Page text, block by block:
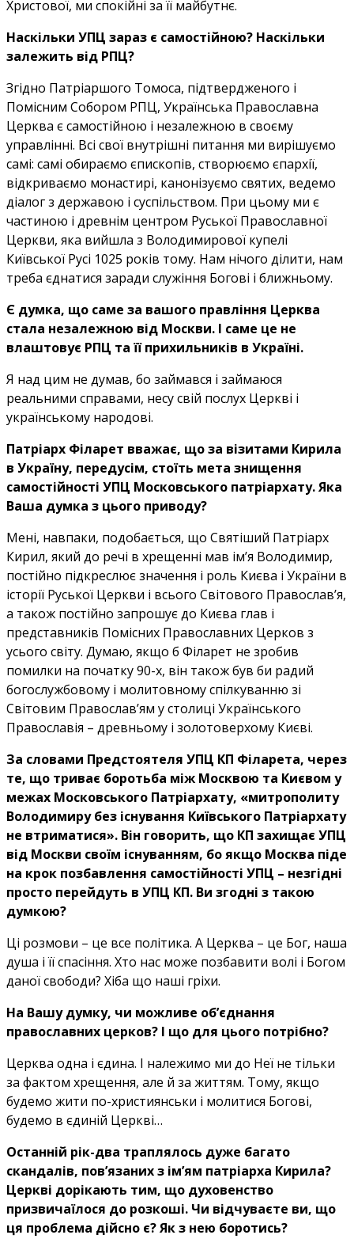
Христової, ми спокійні за її майбутнє.
Наскільки УПЦ зараз є самостійною? Наскільки
залежить від РПЦ?
Згідно Патріаршого Томоса, підтвердженого і
Помісним Собором РПЦ, Українська Православна
Церква є самостійною і незалежною в своєму
управлінні. Всі свої внутрішні питання ми вирішуємо
самі: самі обираємо єпископів, створюємо єпархії,
відкриваємо монастирі, канонізуємо святих, ведемо
діалог з державою і суспільством. При цьому ми є
частиною і древнім центром Руської Православної
Церкви, яка вийшла з Володимирової купелі
Київської Русі 1025 років тому. Нам нічого ділити, нам
треба єднатися заради служіння Богові і ближньому.
Є думка, що саме за вашого правління Церква
стала незалежною від Москви. І саме це не
влаштовує РПЦ та її прихильників в Україні.
Я над цим не думав, бо займався і займаюся
реальними справами, несу свій послух Церкві і
українському народові.
Патріарх Філарет вважає, що за візитами Кирила
в Україну, передусім, стоїть мета знищення
самостійності УПЦ Московського патріархату. Яка
Ваша думка з цього приводу?
Мені, навпаки, подобається, що Святіший Патріарх
Кирил, який до речі в хрещенні мав ім’я Володимир,
постійно підкреслює значення і роль Києва і України в
історії Руської Церкви і всього Світового Православ’я,
а також постійно запрошує до Києва глав і
представників Помісних Православних Церков з
усього світу. Думаю, якщо б Філарет не зробив
помилки на початку 90-х, він також був би радий
богослужбовому і молитовному спілкуванню зі
Світовим Православ’ям у столиці Українського
Православія – древньому і золотоверхому Києві.
За словами Предстоятеля УПЦ КП Філарета, через
те, що триває боротьба між Москвою та Києвом у
межах Московського Патріархату, «митрополиту
Володимиру без існування Київського Патріархату
не втриматися». Він говорить, що КП захищає УПЦ
від Москви своїм існуванням, бо якщо Москва піде
на крок позбавлення самостійності УПЦ – незгідні
просто перейдуть в УПЦ КП. Ви згодні з такою
думкою?
Ці розмови – це все політика. А Церква – це Бог, наша
душа і її спасіння. Хто нас може позбавити волі і Богом
даної свободи? Хіба що наші гріхи.
На Вашу думку, чи можливе об’єднання
православних церков? І що для цього потрібно?
Церква одна і єдина. І належимо ми до Неї не тільки
за фактом хрещення, але й за життям. Тому, якщо
будемо жити по-християнськи і молитися Богові,
будемо в єдиній Церкві…
Останній рік-два траплялось дуже багато
скандалів, пов’язаних з ім’ям патріарха Кирила?
Церкві дорікають тим, що духовенство
призвичаїлося до розкоші. Чи відчуваєте ви, що
ця проблема дійсно є? Як з нею боротись?